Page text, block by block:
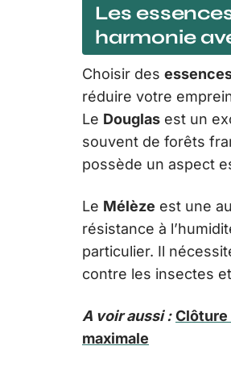
Les
harmonie
Choisir des
réduire votre
Le Douglas est un
souvent de forêts
possède un aspect
Le Mélèze est une
résistance à
particulier. Il
contre les insectes
A voir aussi : Clôture
maximale